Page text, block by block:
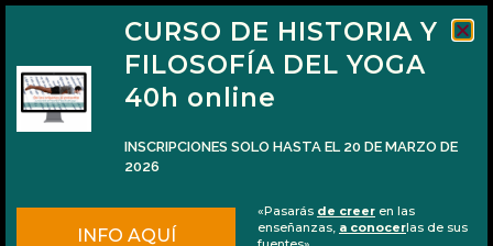
El océano de leche y la Vía Láctea
CURSO DE HISTORIA Y
FILOSOFÍA DEL YOGA
40h online
INSCRIPCIONES SOLO HASTA EL 20 DE MARZO DE
2026
INFO AQUÍ
«Pasarás de creer en las
enseñanzas, a conocerlas de sus